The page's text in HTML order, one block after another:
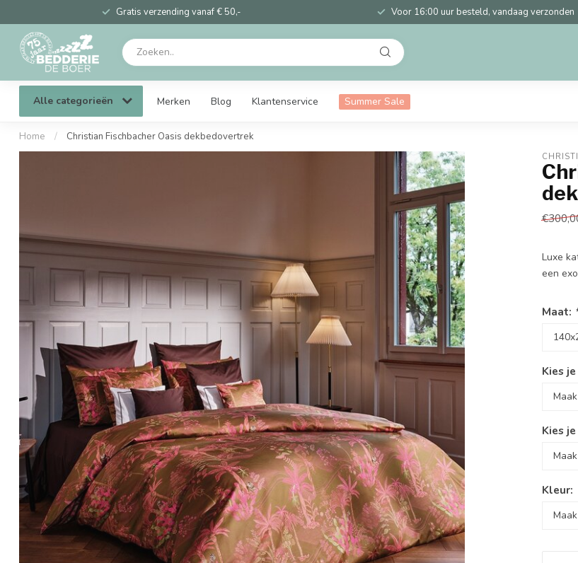
Gratis verzending vanaf € 50,- Voor 16:00 uur besteld, vandaag verzonden
Alle categorieën Merken Blog Klantenservice Summer Sale
Home / Christian Fischbacher Oasis dekbedovertrek
Luxe
een
Maat:
Kies
Kies
Kleur: